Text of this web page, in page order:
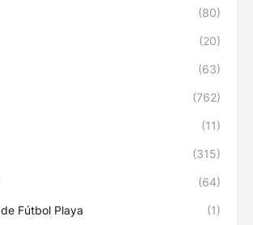
(80)
(20)
(63)
(762)
(11)
(315)
(64)
Fútbol Playa (1)